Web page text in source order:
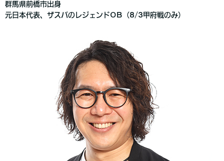
群馬県前橋市出身
元日本代表、ザスパのレジェンドOB（8/3甲府戦のみ）